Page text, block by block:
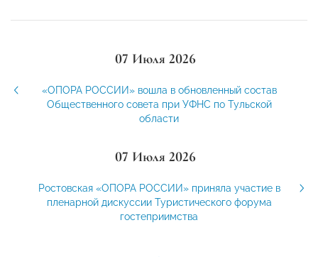
07 Июля 2026
«ОПОРА РОССИИ» вошла в обновленный состав
Общественного совета при УФНС по Тульской
области
07 Июля 2026
Ростовская «ОПОРА РОССИИ» приняла участие в
пленарной дискуссии Туристического форума
гостеприимства